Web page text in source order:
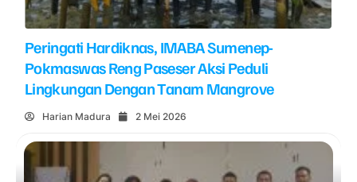
Peringati Hardiknas, IMABA Sumenep-
Pokmaswas Reng Paseser Aksi Peduli
Lingkungan Dengan Tanam Mangrove
Harian Madura 2 Mei 2026